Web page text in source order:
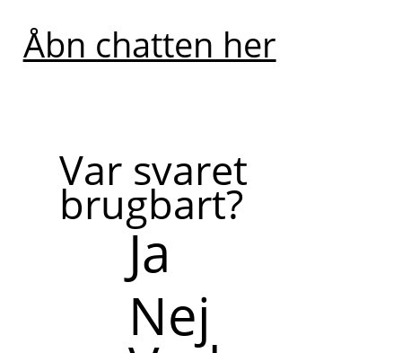
Åbn chatten her
Var svaret
brugbart?
Ja
Nej